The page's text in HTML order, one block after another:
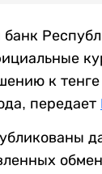
к тенге
передает